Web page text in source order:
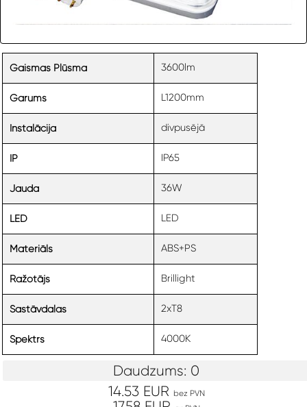
Gaismas Plūsma 3600lm
Garums L1200mm
Instalācija divpusējā
IP IP65
Jauda 36W
LED LED
Materiāls ABS+PS
Ražotājs Brillight
Sastāvdaļas 2xT8
Spektrs 4000K
Daudzums: 0
14.53 EUR bez PVN